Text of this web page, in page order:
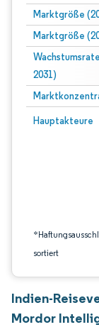
Marktgröße
Marktgröße
2031)
Hauptakteure
sortiert
Bild © Mordor
Indien-
Mordor